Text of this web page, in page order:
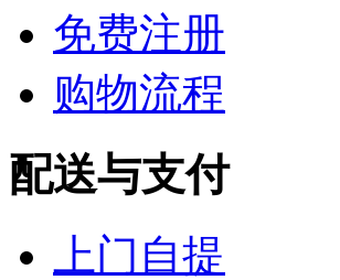
免费注册
购物流程
配送与支付
上门自提